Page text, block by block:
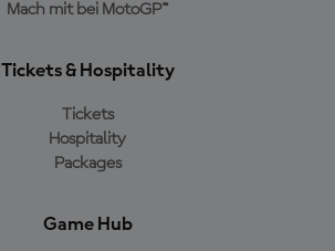
Mach mit bei MotoGP™
Tickets & Hospitality
Tickets
Hospitality
Packages
Game Hub